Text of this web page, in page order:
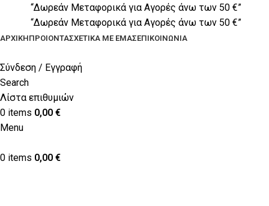
“Δωρεάν Μεταφορικά για Αγορές άνω των 50 €”
“Δωρεάν Μεταφορικά για Αγορές άνω των 50 €”
ΑΡΧΙΚΉΠΡΟΙΟΝΤΑΣΧΕΤΙΚΆ ΜΕ ΕΜΆΣΕΠΙΚΟΙΝΩΝΊΑ
Σύνδεση / Εγγραφή
Search
Λίστα επιθυμιών
0 items 0,00 €
Menu
0 items 0,00 €